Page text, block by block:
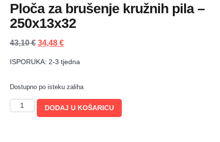
Ploča za brušenje kružnih pila –
250x13x32
43,10€ 34,48 €
ISPORUKA: 2-3 tjedna
Dostupno po isteku zaliha
DODAJ U KOŠARICU